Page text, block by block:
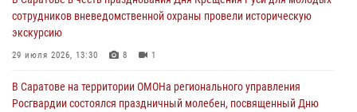
сотрудников вневедомственной охраны провели историческую
экскурсию
29 июля 2026, 13:30 8 1
В Саратове на территории ОМОНа регионального управления
Росгвардии состоялся праздничный молебен, посвященный Дню